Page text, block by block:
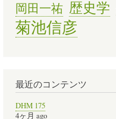
岡田一祐 歴史学
菊池信彦
最近のコンテンツ
DHM 175
4ヶ月 ago